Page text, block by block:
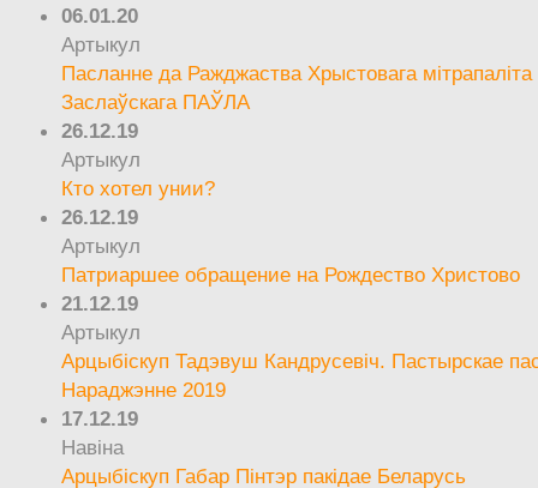
06.01.20
Артыкул
Пасланне да Ражджаства Хрыстовага мітрапаліта
Заслаўскага ПАЎЛА
26.12.19
Артыкул
Кто хотел унии?
26.12.19
Артыкул
Патриаршее обращение на Рождество Христово
21.12.19
Артыкул
Арцыбіскуп Тадэвуш Кандрусевіч. Пастырскае
Нараджэнне 2019
17.12.19
Навіна
Арцыбіскуп Габар Пінтэр пакідае Беларусь